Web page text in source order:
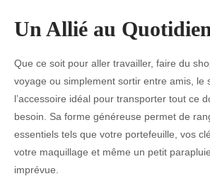
Un Allié au
Que ce soit pour aller travailler, faire du
voyage ou simplement sortir entre amis, le
l’accessoire idéal pour transporter tout ce
besoin. Sa forme généreuse permet de
essentiels tels que votre portefeuille, vos
votre maquillage et même un petit
imprévue.